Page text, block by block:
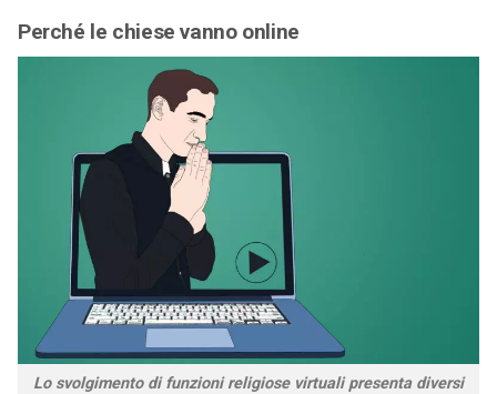
Perché le chiese vanno online
Lo svolgimento di funzioni religiose virtuali presenta diversi